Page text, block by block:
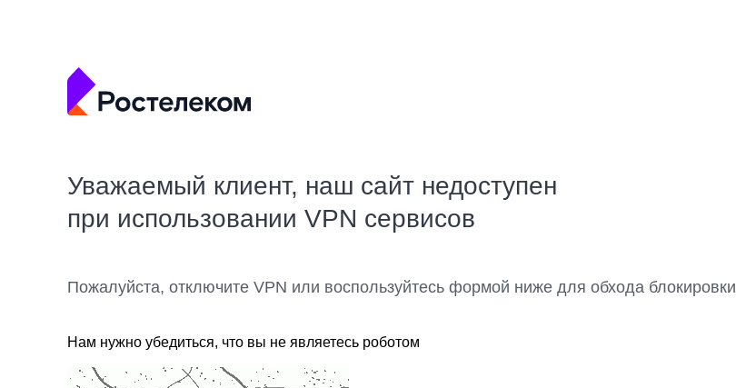
Уважаемый клиент, наш сайт недоступен
при использовании VPN сервисов
Пожалуйста, отключите VPN или воспользуйтесь формой ниже для обхода блокировки
Нам нужно убедиться, что вы не являетесь роботом